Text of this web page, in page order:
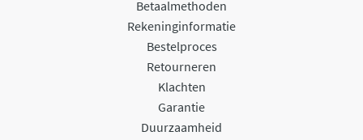
Betaalmethoden
Rekeninginformatie
Bestelproces
Retourneren
Klachten
Garantie
Duurzaamheid